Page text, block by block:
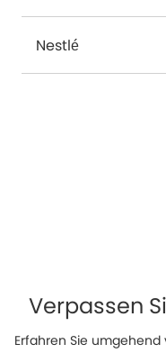
Nestlé
Verpassen
Erfahren Sie